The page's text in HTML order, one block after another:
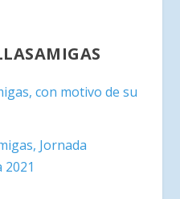
con motivo de su
Jornada
2021